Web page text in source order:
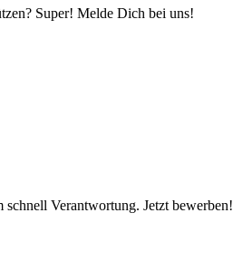
Super! Melde Dich bei uns!
Verantwortung. Jetzt bewerben!